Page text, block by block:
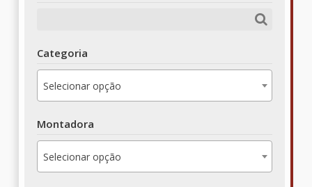
Categoria
Selecionar opção
Montadora
Selecionar opção